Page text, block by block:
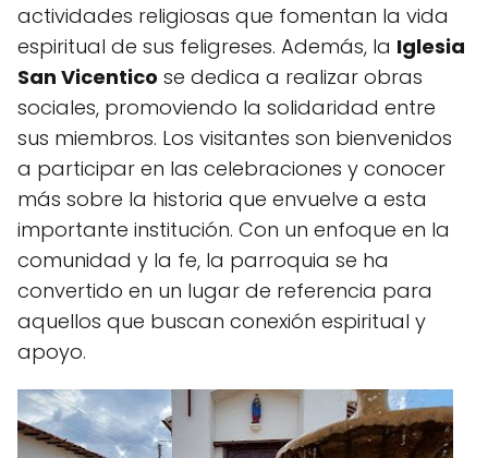
actividades religiosas que fomentan la vida
espiritual de sus feligreses. Además, la Iglesia
San Vicentico se dedica a realizar obras
sociales, promoviendo la solidaridad entre
sus miembros. Los visitantes son bienvenidos
a participar en las celebraciones y conocer
más sobre la historia que envuelve a esta
importante institución. Con un enfoque en la
comunidad y la fe, la parroquia se ha
convertido en un lugar de referencia para
aquellos que buscan conexión espiritual y
apoyo.